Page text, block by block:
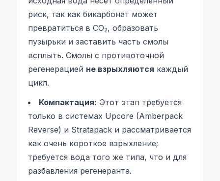
риск, так как бикарбонат может
превратиться в CO2, образовать
пузырьки и заставить часть смолы
всплыть. Смолы с противоточной
регенерацией не взрыхляются каждый
цикл.
Компактация: Этот этап требуется
только в системах Upcore (Amberpack
Reverse) и Stratapack и рассматривается
как очень короткое взрыхление;
требуется вода того же типа, что и для
разбавления регенеранта.